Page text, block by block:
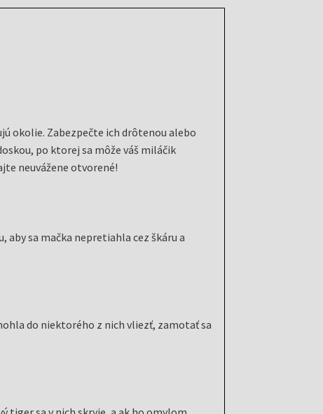
okolie. Zabezpečte ich drôtenou alebo
po ktorej sa môže váš miláčik
neuvážene otvorené!
sa mačka nepretiahla cez škáru a
do niektorého z nich vliezť, zamotať sa